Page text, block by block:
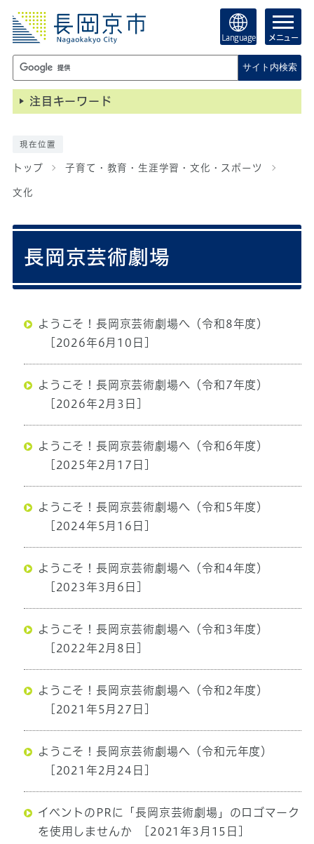
Language メニュー
サイト内検索
注目キーワード
現在位置
トップ 子育て・教育・生涯学習・文化・スポーツ
文化
長岡京芸術劇場
ようこそ！長岡京芸術劇場へ（令和8年度）
[2026年6月10日]
ようこそ！長岡京芸術劇場へ（令和7年度）
[2026年2月3日]
ようこそ！長岡京芸術劇場へ（令和6年度）
[2025年2月17日]
ようこそ！長岡京芸術劇場へ（令和5年度）
[2024年5月16日]
ようこそ！長岡京芸術劇場へ（令和4年度）
[2023年3月6日]
ようこそ！長岡京芸術劇場へ（令和3年度）
[2022年2月8日]
ようこそ！長岡京芸術劇場へ（令和2年度）
[2021年5月27日]
ようこそ！長岡京芸術劇場へ（令和元年度）
[2021年2月24日]
イベントのPRに「長岡京芸術劇場」のロゴマーク
を使用しませんか
[2021年3月15日]